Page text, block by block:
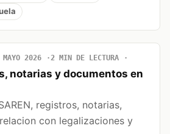
2026 2 MIN DE LECTURA
notarias y documentos en
registros, notarias,
con legalizaciones y